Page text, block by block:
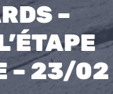
–
– 23/02